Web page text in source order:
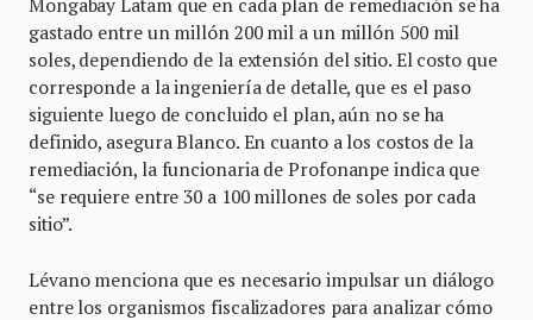
gastado entre un millón 200 mil a un millón 500 mil
soles, dependiendo de la extensión del sitio. El costo que
corresponde a la ingeniería de detalle, que es el paso
siguiente luego de concluido el plan, aún no se ha
definido, asegura Blanco. En cuanto a los costos de la
remediación, la funcionaria de Profonanpe indica que
“se requiere entre 30 a 100 millones de soles por cada
sitio”.
Lévano menciona que es necesario impulsar un diálogo
entre los organismos fiscalizadores para analizar cómo